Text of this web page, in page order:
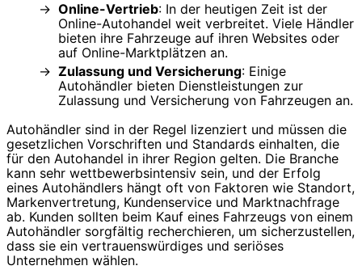
Online-Vertrieb: In der heutigen Zeit ist der
Online-Autohandel weit verbreitet. Viele Händler
bieten ihre Fahrzeuge auf ihren Websites oder
auf Online-Marktplätzen an.
Zulassung und Versicherung: Einige
Autohändler bieten Dienstleistungen zur
Zulassung und Versicherung von Fahrzeugen an.
Autohändler sind in der Regel lizenziert und müssen die
gesetzlichen Vorschriften und Standards einhalten, die
für den Autohandel in ihrer Region gelten. Die Branche
kann sehr wettbewerbsintensiv sein, und der Erfolg
eines Autohändlers hängt oft von Faktoren wie Standort,
Markenvertretung, Kundenservice und Marktnachfrage
ab. Kunden sollten beim Kauf eines Fahrzeugs von einem
Autohändler sorgfältig recherchieren, um sicherzustellen,
dass sie ein vertrauenswürdiges und seriöses
Unternehmen wählen.